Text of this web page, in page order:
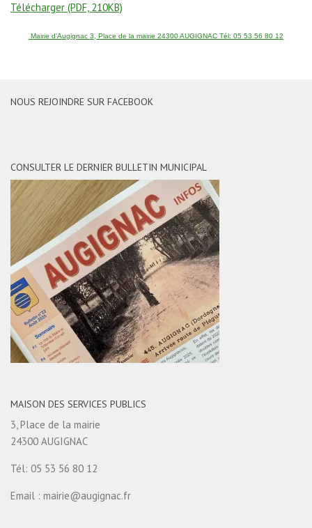
Télécharger (PDF, 210KB)
Mairie d'Augignac 3, Place de la mairie 24300 AUGIGNAC Tél: 05 53 56 80 12
NOUS REJOINDRE SUR FACEBOOK
CONSULTER LE DERNIER BULLETIN MUNICIPAL
MAISON DES SERVICES PUBLICS
3, Place de la mairie
24300 AUGIGNAC
Tél: 05 53 56 80 12
Email : mairie@augignac.fr